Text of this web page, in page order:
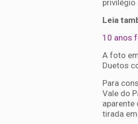
privilégio
Leia
10 anos
A foto
Duetos
Para
Vale do
aparente
tirada